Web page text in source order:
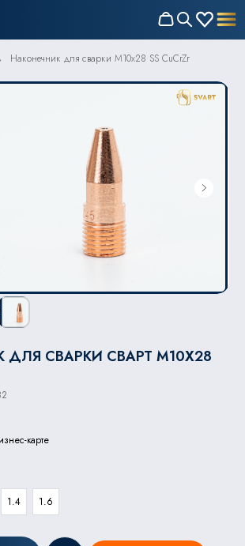
Наконечник для сварки M10x28 SS CuCrZr
СВАРКИ СВАРТ M10X28
карте
1.4 1.6